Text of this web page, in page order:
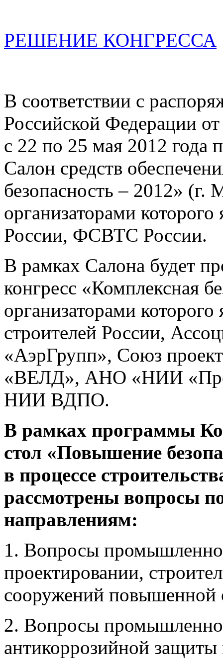
РЕШЕНИЕ КОНГРЕССА
В соответствии с
Российской Федерации
с 22 по 25 мая 2012
Салон средств
безопасность – 2012»
организаторами
России, ФСВТС России.
В рамках Салона будет
конгресс «Комплексная
организаторами
строителей России,
«АэрГрупп», Союз
«ВЕЛД», АНО «НИИ
НИИ ВДПО.
В рамках программы
стол «Повышение
в процессе
рассмотрены вопросы
направлениям:
1. Вопросы
проектировании,
сооружений повышенной
2. Вопросы
антикоррозийной